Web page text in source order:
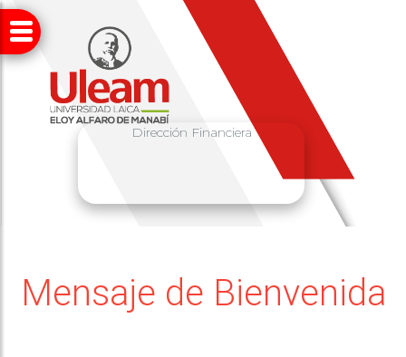
Dirección Financiera
Mensaje de Bienvenida